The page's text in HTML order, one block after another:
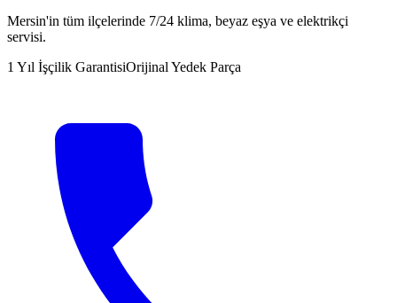
Mersin'in tüm ilçelerinde 7/24 klima, beyaz eşya ve elektrikçi
servisi.
1 Yıl İşçilik GarantisiOrijinal Yedek Parça